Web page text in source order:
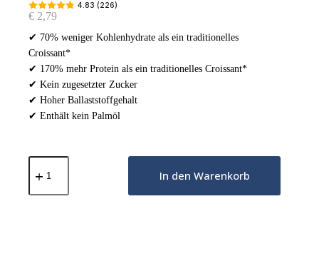
4.83 (226)
€ 2,79
✔ 70% weniger Kohlenhydrate als ein traditionelles
Croissant*
✔ 170% mehr Protein als ein traditionelles Croissant*
✔ Kein zugesetzter Zucker
✔ Hoher Ballaststoffgehalt
✔ Enthält kein Palmöl
Low-
Carb
50g
In den Warenkorb